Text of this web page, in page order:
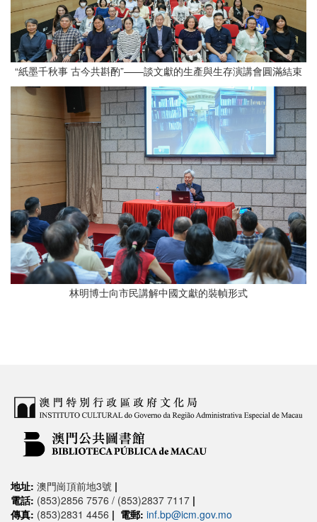
“紙墨千秋事 古今共斟酌”——談文獻的生產與生存演講會圓滿結束
林明博士向市民講解中國文獻的裝幀形式
地址: 澳門崗頂前地3號 |
電話: (853)2856 7576 / (853)2837 7117 |
傳真: (853)2831 4456 | 電郵: inf.bp@icm.gov.mo